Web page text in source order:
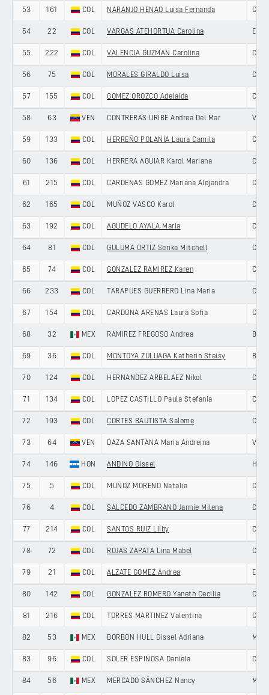
53 161 COL NARANJO HENAO Luisa Fernanda
54 22 COL VARGAS ATEHORTUA Carolina
55 222 COL VALENCIA GUZMAN Carolina
56 75 COL MORALES GIRALDO Luisa
57 155 COL GOMEZ OROZCO Adelaida
58 63 VEN CONTRERAS URIBE Andrea Del Mar
59 133 COL HERREÑO POLANIA Laura Camila
60 136 COL HERRERA AGUIAR Karol Mariana
61 215 COL CARDENAS GOMEZ Mariana Alejandra
62 165 COL MUÑOZ VASCO Karol
63 192 COL AGUDELO AYALA Maria
64 81 COL GULUMA ORTIZ Serika Mitchell
65 74 COL GONZALEZ RAMIREZ Karen
66 233 COL TARAPUES GUERRERO Lina Maria
67 154 COL CARDONA ARENAS Laura Sofia
68 32 MEX RAMIREZ FREGOSO Andrea
69 36 COL MONTOYA ZULUAGA Katherin Steisy
70 124 COL HERNANDEZ ARBELAEZ Nikol
71 134 COL LOPEZ CASTILLO Paula Stefania
72 193 COL CORTES BAUTISTA Salome
73 64 VEN DAZA SANTANA Maria Andreina
74 146 HON ANDINO Gissel
75 5 COL MUÑOZ MORENO Natalia
76 4 COL SALCEDO ZAMBRANO Jannie Milena
77 214 COL SANTOS RUIZ Lliby
78 72 COL ROJAS ZAPATA Lina Mabel
79 21 COL ALZATE GOMEZ Andrea
80 142 COL GONZALEZ ROMERO Yaneth Cecilia
81 216 COL TORRES MARTINEZ Valentina
82 53 MEX BORBON HULL Gissel Adriana
83 96 COL SOLER ESPINOSA Daniela
84 56 MEX MERCADO SÁNCHEZ Nancy